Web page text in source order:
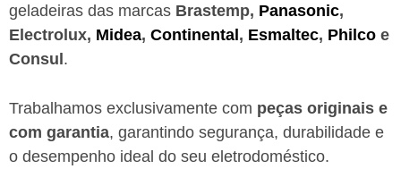
geladeiras das marcas Brastemp, Panasonic,
Electrolux, Midea, Continental, Esmaltec, Philco e
Consul.
Trabalhamos exclusivamente com peças originais e
com garantia, garantindo segurança, durabilidade e
o desempenho ideal do seu eletrodoméstico.